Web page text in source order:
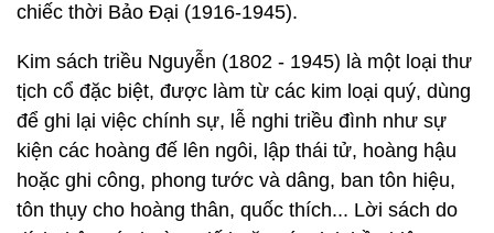
chiếc thời Bảo Đại (1916-1945).
Kim sách triều Nguyễn (1802 - 1945) là một loại thư
tịch cổ đặc biệt, được làm từ các kim loại quý, dùng
để ghi lại việc chính sự, lễ nghi triều đình như sự
kiện các hoàng đế lên ngôi, lập thái tử, hoàng hậu
hoặc ghi công, phong tước và dâng, ban tôn hiệu,
tôn thụy cho hoàng thân, quốc thích... Lời sách do